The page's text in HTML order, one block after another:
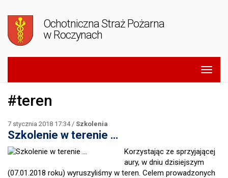
Ochotniczna Straż Pożarna
w Roczynach
#teren
7 stycznia 2018 17:34 / Szkolenia
Szkolenie w terenie …
Korzystając ze sprzyjającej
aury, w dniu dzisiejszym
(07.01.2018 roku) wyruszyliśmy w teren. Celem prowadzonych